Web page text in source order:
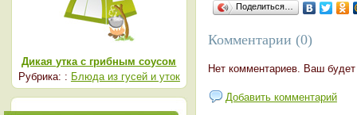
Поделиться…
Комментарии (0)
Нет комментариев. Ваш
Добавить комментарий
Дикая утка с грибным соусом
Рубрика: : Блюда из гусей и уток